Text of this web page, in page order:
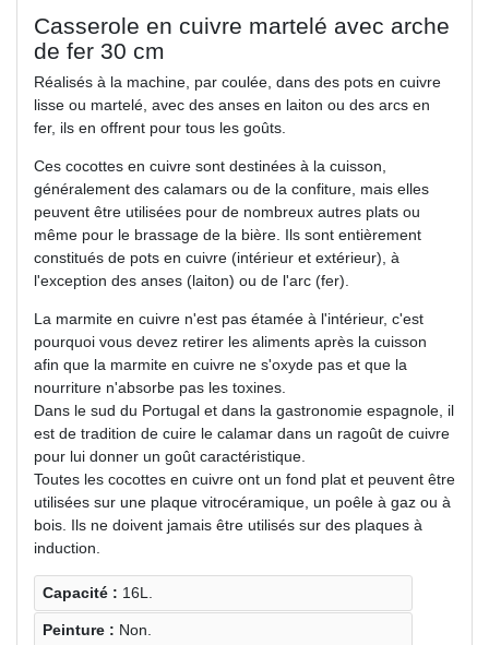
Сasserole en cuivre martelé avec arche
de fer 30 cm
Réalisés à la machine, par coulée, dans des pots en cuivre
lisse ou martelé, avec des anses en laiton ou des arcs en
fer, ils en offrent pour tous les goûts.
Ces cocottes en cuivre sont destinées à la cuisson,
généralement des calamars ou de la confiture, mais elles
peuvent être utilisées pour de nombreux autres plats ou
même pour le brassage de la bière. Ils sont entièrement
constitués de pots en cuivre (intérieur et extérieur), à
l'exception des anses (laiton) ou de l'arc (fer).
La marmite en cuivre n'est pas étamée à l'intérieur, c'est
pourquoi vous devez retirer les aliments après la cuisson
afin que la marmite en cuivre ne s'oxyde pas et que la
nourriture n'absorbe pas les toxines.
Dans le sud du Portugal et dans la gastronomie espagnole, il
est de tradition de cuire le calamar dans un ragoût de cuivre
pour lui donner un goût caractéristique.
Toutes les cocottes en cuivre ont un fond plat et peuvent être
utilisées sur une plaque vitrocéramique, un poêle à gaz ou à
bois. Ils ne doivent jamais être utilisés sur des plaques à
induction.
Capacité : 16L.
Peinture : Non.